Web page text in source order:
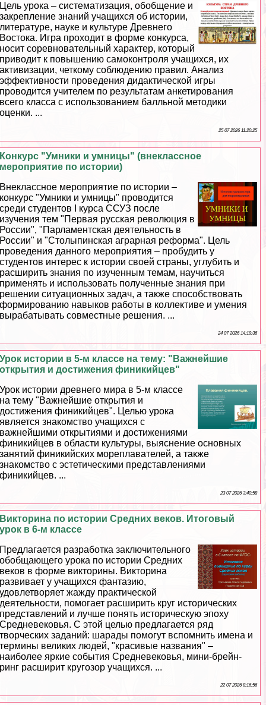
Цель урока – систематизация, обобщение и
закрепление знаний учащихся об истории,
литературе, науке и культуре Древнего
Востока. Игра проходит в форме конкурса,
носит соревновательный хаpaктер, который
приводит к повышению самоконтроля учащихся, их
активизации, четкому соблюдению правил. Анализ
эффективности проведения дидактической игры
проводится учителем по результатам анкетирования
всего класса с использованием балльной методики
оценки. ...
25 07 2026 11:20:25
Конкурс "Умники и умницы" (внеклассное
мероприятие по истории)
Внеклассное мероприятие по истории –
конкурс "Умники и умницы" проводится
среди студентов I курса ССУЗ после
изучения тем "Первая русская революция в
России", "Парламентская деятельность в
России" и "Столыпинская аграрная реформа". Цель
проведения данного мероприятия – пробудить у
студентов интерес к истории своей страны, углубить и
расширить знания по изученным темам, научиться
применять и использовать полученные знания при
решении ситуационных задач, а также способствовать
формированию навыков работы в коллективе и умения
выpaбатывать совместные решения. ...
24 07 2026 14:19:36
Урок истории в 5-м классе на тему: "Важнейшие
открытия и достижения финикийцев"
Урок истории древнего мира в 5-м классе
на тему "Важнейшие открытия и
достижения финикийцев". Целью урока
является знакомство учащихся с
важнейшими открытиями и достижениями
финикийцев в области культуры, выяснение основных
занятий финикийских мореплавателей, а также
знакомство с эстетическими представлениями
финикийцев. ...
23 07 2026 3:40:58
Викторина по истории Средних веков. Итоговый
урок в 6-м классе
Предлагается разработка заключительного
обобщающего урока по истории Средних
веков в форме викторины. Викторина
развивает у учащихся фантазию,
удовлетворяет жажду пpaктической
деятельности, помогает расширить круг исторических
представлений и лучше понять историческую эпоху
Средневековья. С этой целью предлагается ряд
творческих заданий: шарады помогут вспомнить имена и
термины великих людей, "красивые названия" –
наиболее яркие события Cредневековья, мини-брейн-
ринг расширит кругозор учащихся. ...
22 07 2026 8:16:56